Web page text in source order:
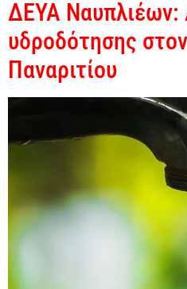
ΔΕΥΑ Ναυπλιέων:
υδροδότησης
Παναριτίου